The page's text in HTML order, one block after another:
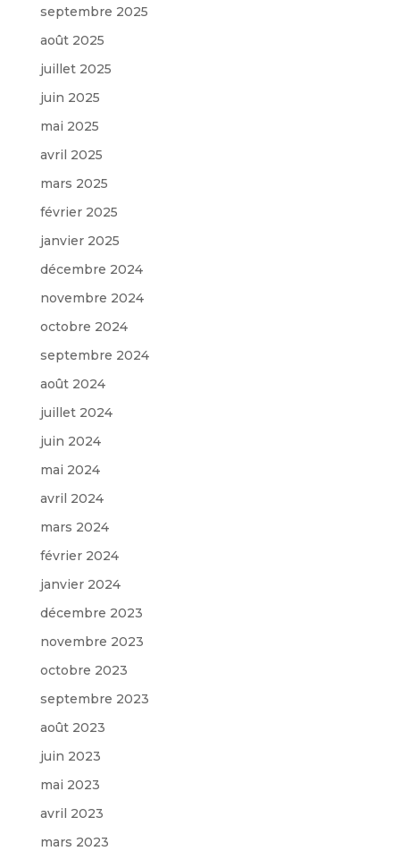
septembre 2025
août 2025
juillet 2025
juin 2025
mai 2025
avril 2025
mars 2025
février 2025
janvier 2025
décembre 2024
novembre 2024
octobre 2024
septembre 2024
août 2024
juillet 2024
juin 2024
mai 2024
avril 2024
mars 2024
février 2024
janvier 2024
décembre 2023
novembre 2023
octobre 2023
septembre 2023
août 2023
juin 2023
mai 2023
avril 2023
mars 2023